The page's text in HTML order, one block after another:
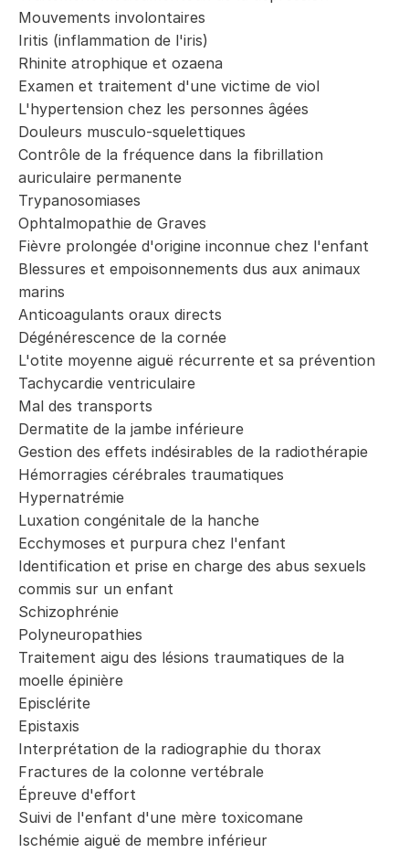
Mouvements involontaires
Iritis (inflammation de l'iris)
Rhinite atrophique et ozaena
Examen et traitement d'une victime de viol
L'hypertension chez les personnes âgées
Douleurs musculo-squelettiques
Contrôle de la fréquence dans la fibrillation
auriculaire permanente
Trypanosomiases
Ophtalmopathie de Graves
Fièvre prolongée d'origine inconnue chez l'enfant
Blessures et empoisonnements dus aux animaux
marins
Anticoagulants oraux directs
Dégénérescence de la cornée
L'otite moyenne aiguë récurrente et sa prévention
Tachycardie ventriculaire
Mal des transports
Dermatite de la jambe inférieure
Gestion des effets indésirables de la radiothérapie
Hémorragies cérébrales traumatiques
Hypernatrémie
Luxation congénitale de la hanche
Ecchymoses et purpura chez l'enfant
Identification et prise en charge des abus sexuels
commis sur un enfant
Schizophrénie
Polyneuropathies
Traitement aigu des lésions traumatiques de la
moelle épinière
Episclérite
Epistaxis
Interprétation de la radiographie du thorax
Fractures de la colonne vertébrale
Épreuve d'effort
Suivi de l'enfant d'une mère toxicomane
Ischémie aiguë de membre inférieur